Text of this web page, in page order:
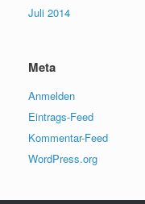
Juli 2014
Meta
Anmelden
Eintrags-Feed
Kommentar-Feed
WordPress.org